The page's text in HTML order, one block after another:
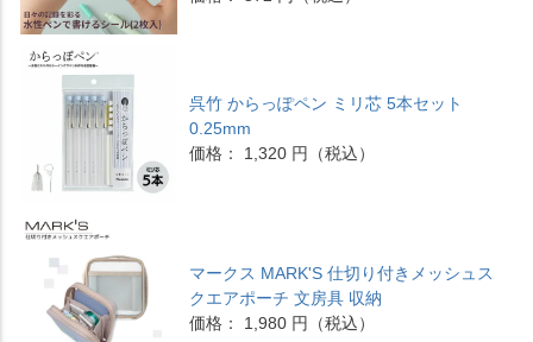
呉竹 からっぽペン ミリ芯 5本セット
0.25mm
価格： 1,320 円（税込）
マークス MARK'S 仕切り付きメッシュス
クエアポーチ 文房具 収納
価格： 1,980 円（税込）